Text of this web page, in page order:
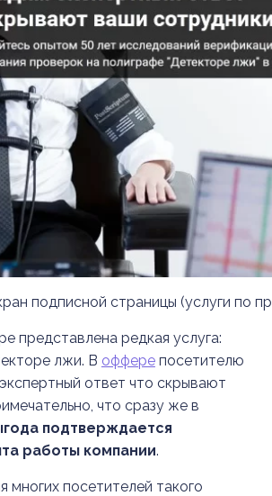
подписной страницы (услуги по
представлена редкая услуга:
лжи. В офферепосетителю
ответ что скрывают
что сразу же в
подтверждается
работы компании.
многих посетителей такого